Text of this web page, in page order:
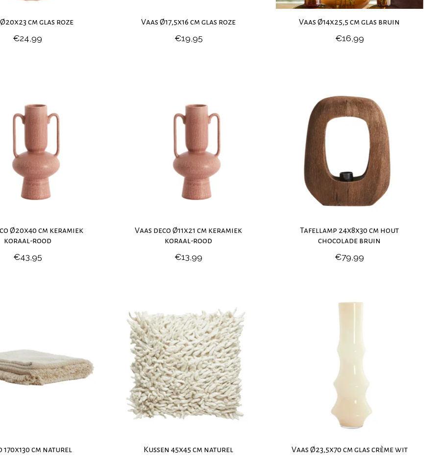
cm glas roze
€24,99
Vaas Ø17,5x16 cm glas roze
€19,95
Vaas Ø14x25,5 cm glas bruin
€16,99
Ø20x40 cm keramiek
koraal-rood
€43,95
Vaas deco Ø11x21 cm keramiek
koraal-rood
€13,99
Tafellamp 24x8x30 cm hout
chocolade bruin
€79,99
170x130 cm naturel Kussen 45x45 cm naturel Vaas Ø23,5x70 cm glas crème wit